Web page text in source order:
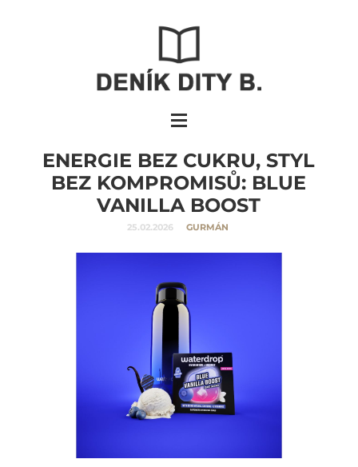
ENERGIE BEZ CUKRU, STYL
BEZ KOMPROMISŮ: BLUE
VANILLA BOOST
25.02.2026 GURMÁN